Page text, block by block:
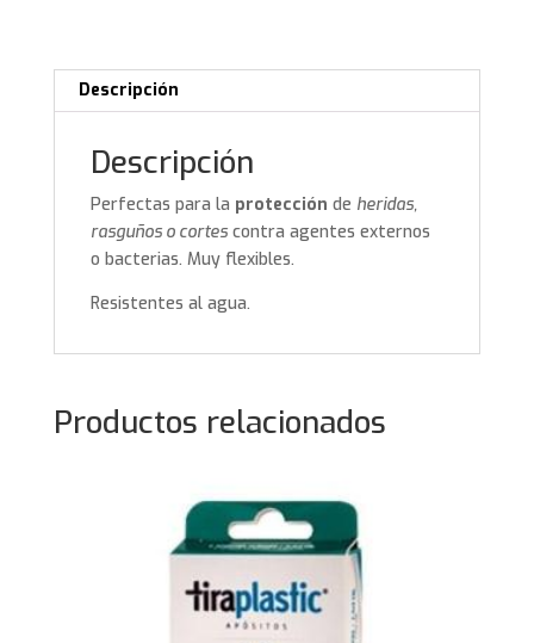
Descripción
Descripción
Perfectas para la protección de heridas,
rasguños o cortescontra agentes externos
o bacterias. Muy flexibles.
Resistentes al agua.
Productos relacionados